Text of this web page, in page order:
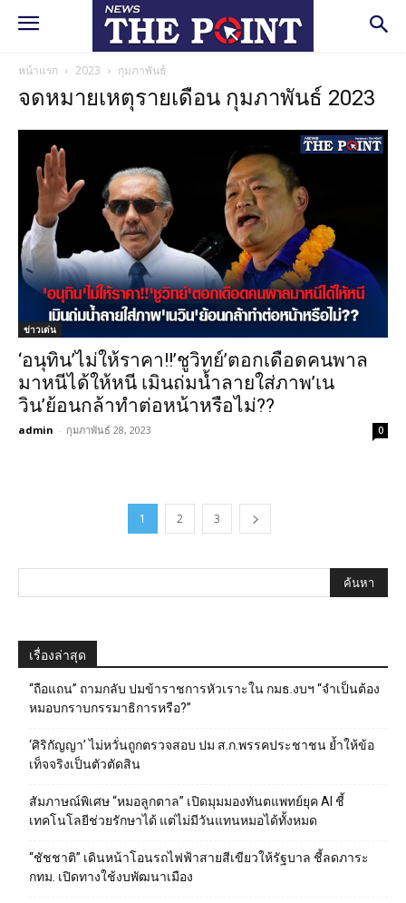
หน้าแรก 2023 กุมภาพันธ์
จดหมายเหตุรายเดือน กุมภาพันธ์ 2023
ข่าวเด่น
‘อนุทิน’ไม่ให้ราคา!!’ชูวิทย์’ตอกเดือดคนพาล
มาหนีได้ให้หนี เมินถ่มน้ำลายใส่ภาพ’เน
วิน’ย้อนกล้าทำต่อหน้าหรือไม่??
admin - กุมภาพันธ์ 28, 2023 0
1 2 3
เรื่องล่าสุด
“ถือแถน” ถามกลับ ปมข้าราชการหัวเราะใน กมธ.งบฯ “จำเป็นต้อง
หมอบกราบกรรมาธิการหรือ?”
‘ศิริกัญญา’ ไม่หวั่นถูกตรวจสอบ ปม ส.ก.พรรคประชาชน ย้ำให้ข้อ
เท็จจริงเป็นตัวตัดสิน
สัมภาษณ์พิเศษ “หมอลูกตาล” เปิดมุมมองทันตแพทย์ยุค AI ชี้
เทคโนโลยีช่วยรักษาได้ แต่ไม่มีวันแทนหมอได้ทั้งหมด
“ชัชชาติ” เดินหน้าโอนรถไฟฟ้าสายสีเขียวให้รัฐบาล ชี้ลดภาระ
กทม. เปิดทางใช้งบพัฒนาเมือง